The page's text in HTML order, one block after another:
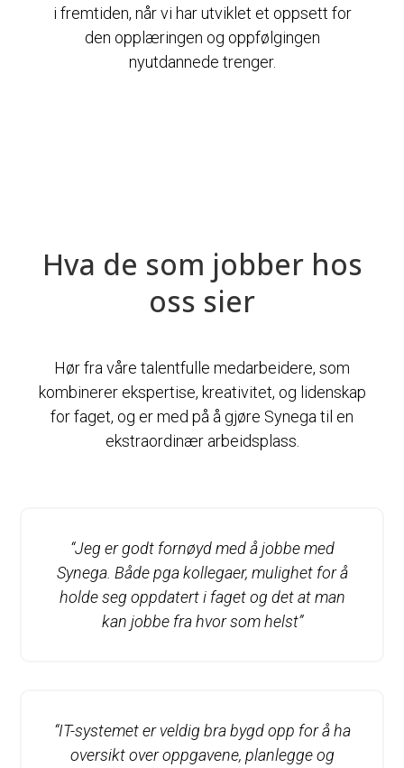
i fremtiden, når vi har utviklet et oppsett for
den opplæringen og oppfølgingen
nyutdannede trenger.
Hva de som jobber hos
oss sier
Hør fra våre talentfulle medarbeidere, som
kombinerer ekspertise, kreativitet, og lidenskap
for faget, og er med på å gjøre Synega til en
ekstraordinær arbeidsplass.
“Jeg er godt fornøyd med å jobbe med
Synega. Både pga kollegaer, mulighet for å
holde seg oppdatert i faget og det at man
kan jobbe fra hvor som helst”
“IT-systemet er veldig bra bygd opp for å ha
oversikt over oppgavene, planlegge og